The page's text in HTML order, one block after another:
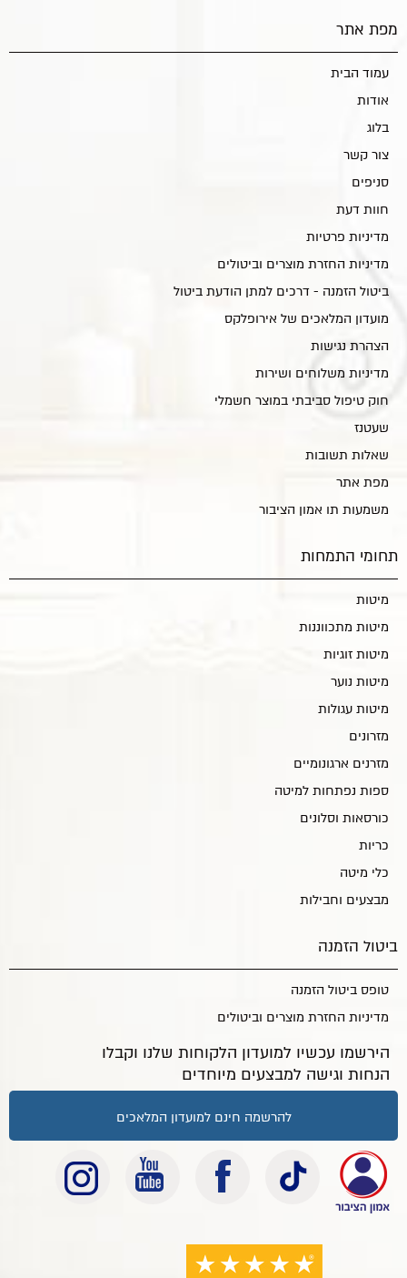
מפת אתר
עמוד הבית
אודות
בלוג
צור קשר
סניפים
חוות דעת
מדיניות פרטיות
מדיניות החזרת מוצרים וביטולים
ביטול הזמנה - דרכים למתן הודעת ביטול
מועדון המלאכים של אירופלקס
הצהרת נגישות
מדיניות משלוחים ושירות
חוק טיפול סביבתי במוצר חשמלי
שעטנז
שאלות תשובות
מפת אתר
משמעות תו אמון הציבור
תחומי התמחות
מיטות
מיטות מתכווננות
מיטות זוגיות
מיטות נוער
מיטות עגולות
מזרונים
מזרנים ארגונומיים
ספות נפתחות למיטה
כורסאות וסלונים
כריות
כלי מיטה
מבצעים וחבילות
ביטול הזמנה
טופס ביטול הזמנה
מדיניות החזרת מוצרים וביטולים
הירשמו עכשיו למועדון הלקוחות שלנו וקבלו
הנחות וגישה למבצעים מיוחדים
להרשמה חינם למועדון המלאכים